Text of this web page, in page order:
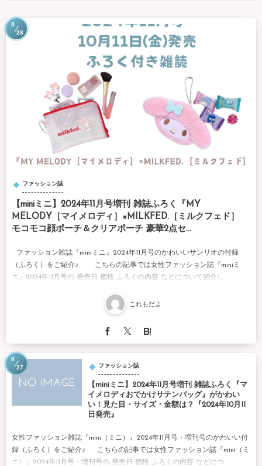
ファッション誌
【miniミニ】2024年11月号増刊 雑誌ふろく『MY
MELODY［マイメロディ］×MILKFED.［ミルクフェド］
モコモコ顔ポーチ＆クリアポーチ 豪華2点セ...
ファッション雑誌『miniミニ』2024年11月号のかわいいサンリオの付録
（ふろく）をご紹介♪ こちらの記事では女性ファッション誌『miniミ
ニ』2024年11月号の 発売日 価格 ふろくの内容 などについて紹介し...
これもだよ
8
28
ファッション誌
【miniミニ】2024年11月号増刊 雑誌ふろく『マ
イメロディおでかけサテンバッグ』がかわい
い！見た目・サイズ・金額は？『2024年10月11
日発売』
女性ファッション雑誌『mini（ミニ）』2024年11月号・増刊号のかわいい付
録（ふろく）をご紹介♪ こちらの記事では女性ファッション誌『mini（ミ
ニ）』2024年11月号・増刊号の 発売日 価格 ふろくの内容 などにつ...
8
27